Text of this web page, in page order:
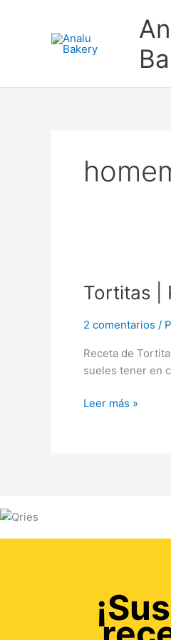
Tortitas |
2 comentarios /
Receta de
sueles tener en
Panqueques
Leer más »